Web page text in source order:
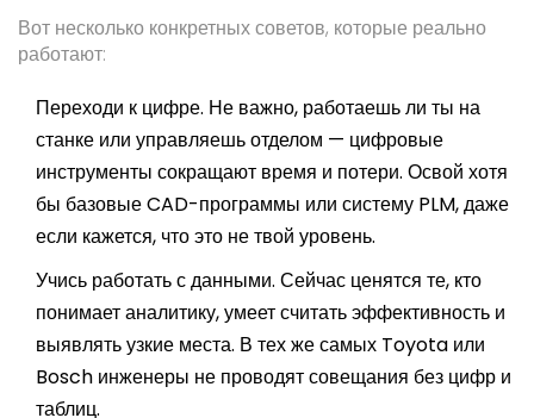
Вот несколько конкретных советов, которые реально
работают:
Переходи к цифре. Не важно, работаешь ли ты на
станке или управляешь отделом — цифровые
инструменты сокращают время и потери. Освой хотя
бы базовые CAD-программы или систему PLM, даже
если кажется, что это не твой уровень.
Учись работать с данными. Сейчас ценятся те, кто
понимает аналитику, умеет считать эффективность и
выявлять узкие места. В тех же самых Toyota или
Bosch инженеры не проводят совещания без цифр и
таблиц.